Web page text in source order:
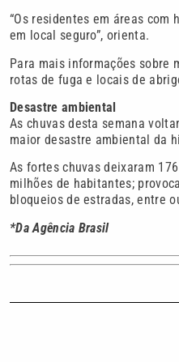
“Os residentes em áreas
em local seguro”, orienta.
Para mais informações sobre
rotas de fuga e locais de
Desastre ambiental
As chuvas desta semana
maior desastre ambiental da
As fortes chuvas deixaram
milhões de habitantes;
bloqueios de estradas, entre
*Da Agência Brasil